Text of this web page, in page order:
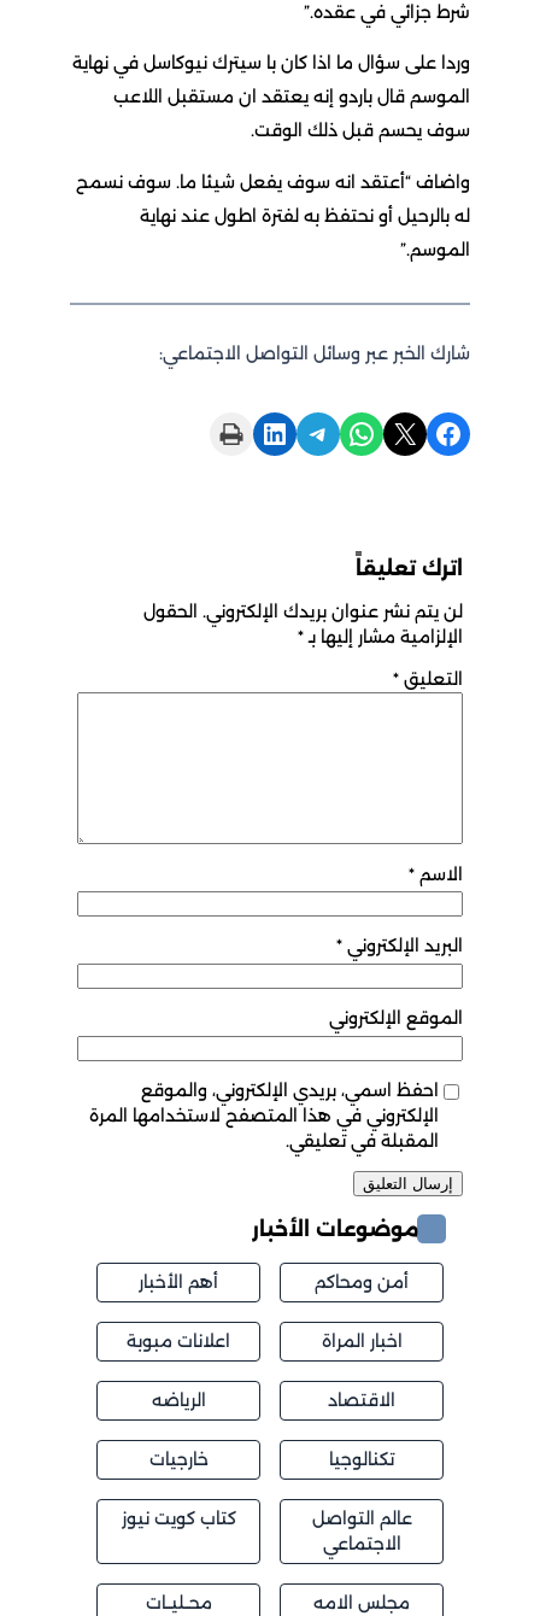
شرط جزائي في عقده.”
وردا على سؤال ما اذا كان با سيترك نيوكاسل في نهاية
الموسم قال باردو إنه يعتقد ان مستقبل اللاعب
سوف يحسم قبل ذلك الوقت.
واضاف “أعتقد انه سوف يفعل شيئا ما. سوف نسمح
له بالرحيل أو نحتفظ به لفترة اطول عند نهاية
الموسم.”
شارك الخبر عبر وسائل التواصل الاجتماعي:
Share on Facebook
Share on X
Share on WhatsApp
Share on Telegram
Share on LinkedIn
Print this Page
اترك تعليقاً
لن يتم نشر عنوان بريدك الإلكتروني. الحقول
الإلزامية مشار إليها بـ*
التعليق *
الاسم *
البريد الإلكتروني *
الموقع الإلكتروني
احفظ اسمي، بريدي الإلكتروني، والموقع
الإلكتروني في هذا المتصفح لاستخدامها المرة
المقبلة في تعليقي.
موضوعات الأخبار
أمن ومحاكم أهم الأخبار
اخبار المراة اعلانات مبوبة
الاقتصاد الرياضه
تكنالوجيا خارجيات
عالم التواصل
الاجتماعي
كتاب كويت نيوز
مجلس الامه محــليــات